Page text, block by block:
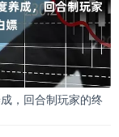
，回合制玩家的终